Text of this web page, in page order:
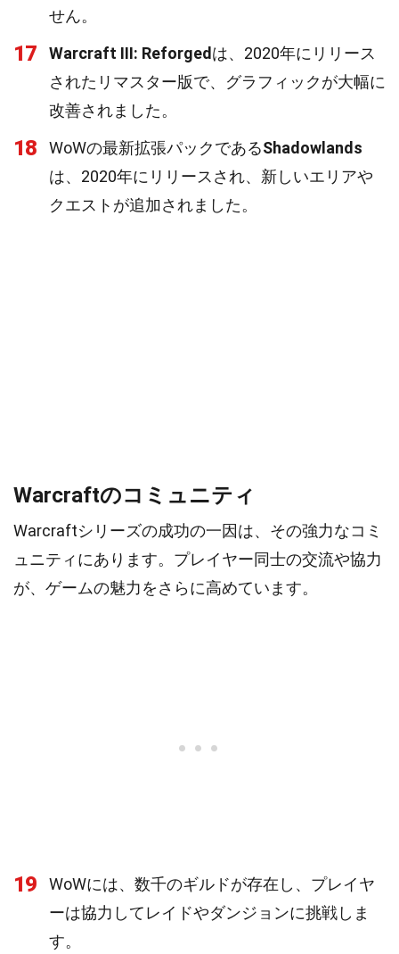
せん。
17 Warcraft III: Reforged は、2020年にリリース
されたリマスター版で、グラフィックが大幅に
改善されました。
18 WoWの最新拡張パックであるShadowlands
は、2020年にリリースされ、新しいエリアや
クエストが追加されました。
Warcraftのコミュニティ
Warcraftシリーズの成功の一因は、その強力なコミ
ュニティにあります。プレイヤー同士の交流や協力
が、ゲームの魅力をさらに高めています。
19
WoWには、数千のギルドが存在し、プレイヤ
ーは協力してレイドやダンジョンに挑戦しま
す。